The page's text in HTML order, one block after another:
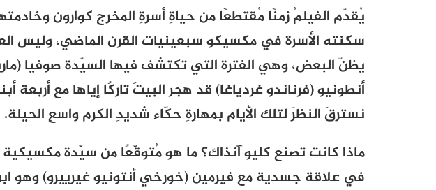
يُقدّم الفيلمُ زمنًا مُقتطعًا من حياةِ أسرةِ المخرج كوارون
سكنته الأسرة في مكسيكو سبعينيات القرن الماضي، وليس
يظنّ البعض، وهي الفترة التي تكتشف فيها السيّدة صوفيا
أنطونيو (فرناندو غردياغا) قد هجر البيتَ تاركًا إياها مع أربعة
نسترقَ النظرَ لتلك الأيام بمهارةِ حكّاء شديدِ الكرم واسعِ الحيلة.
ماذا كانت تصنع كليو آنذاك؟ ما هو مُتوقّعًا من سيّدة
في علاقة جسدية مع فيرمين (خورخي أنتونيو غيرييرو) وهو